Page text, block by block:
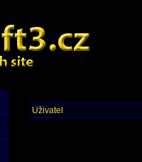
Uživatel